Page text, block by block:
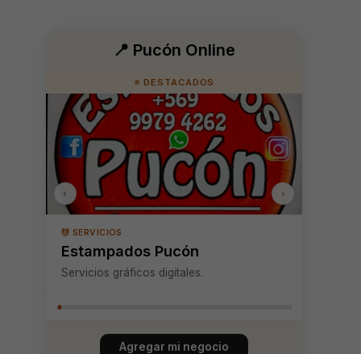
📍 Pucón Online
⭐ DESTACADOS
💆 SERVICIOS
Estampados Pucón
Servicios gráficos digitales.
‹ ›
Agregar mi negocio